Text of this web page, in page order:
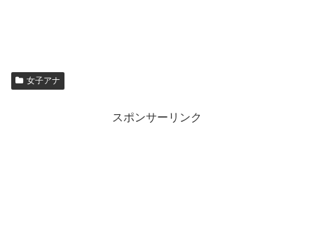
女子アナ
スポンサーリンク